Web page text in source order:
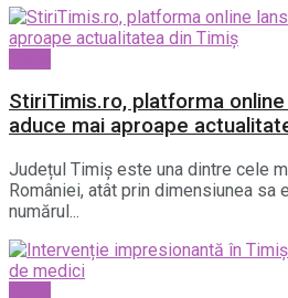
StiriTimis.ro, platforma
aduce mai aproape
Județul Timiș este una dintre cele
României, atât prin dimensiunea sa
numărul...